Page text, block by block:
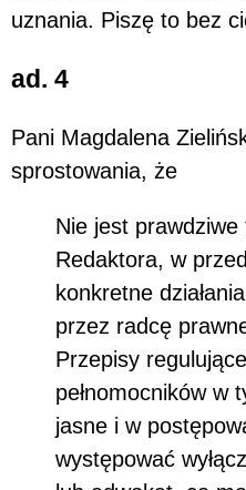
uznania. Piszę to bez
ad. 4
Pani Magdalena
sprostowania, że
Nie jest prawdziwe
Redaktora, w
konkretne
przez radcę
Przepisy
pełnomocników w
jasne i w
występować